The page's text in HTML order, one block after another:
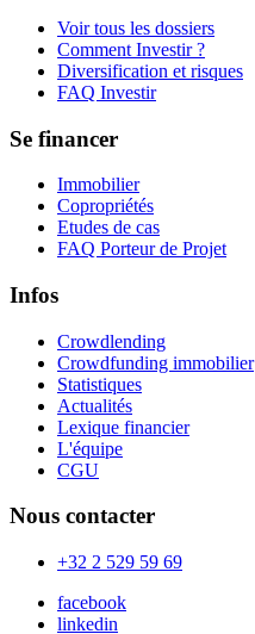
Voir tous les dossiers
Comment Investir ?
Diversification et risques
FAQ Investir
Se financer
Immobilier
Copropriétés
Etudes de cas
FAQ Porteur de Projet
Infos
Crowdlending
Crowdfunding immobilier
Statistiques
Actualités
Lexique financier
L'équipe
CGU
Nous contacter
+32 2 529 59 69
facebook
linkedin